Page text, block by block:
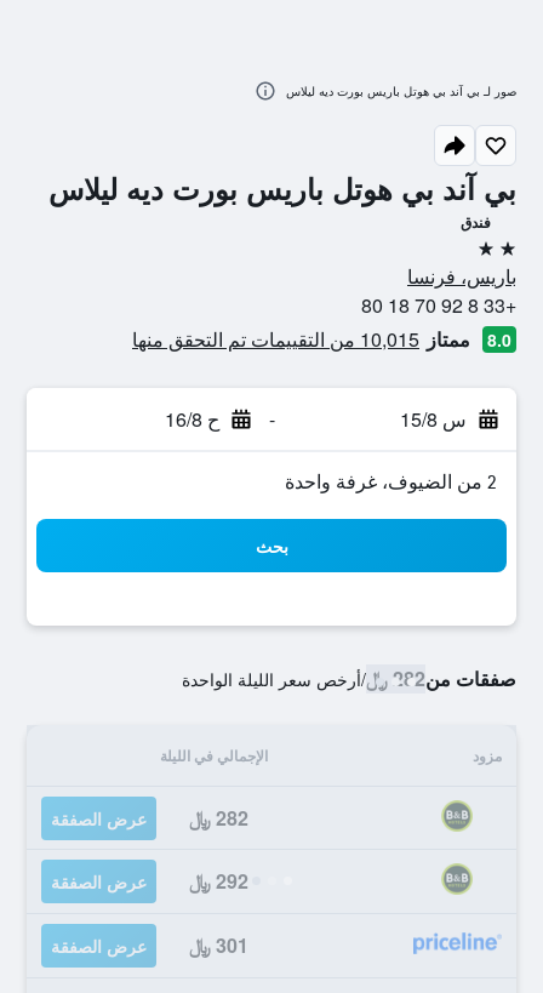
بي آند بي هوتل باريس بورت ديه ليلاس
فندق
2 نجمتين
باريس، فرنسا
+33 8 92 70 18 80
8.0 ممتاز 10,015 من التقييمات تم التحقق منها
س 15/8 - ح 16/8
2 من الضيوف، غرفة واحدة
بحث
صفقات من282 ﷼ /أرخص سعر الليلة الواحدة
مزود الإجمالي في الليلة
282 ﷼ عرض الصفقة
292 ﷼ عرض الصفقة
301 ﷼ عرض الصفقة
صور لـ بي آند بي هوتل باريس بورت ديه ليلاس